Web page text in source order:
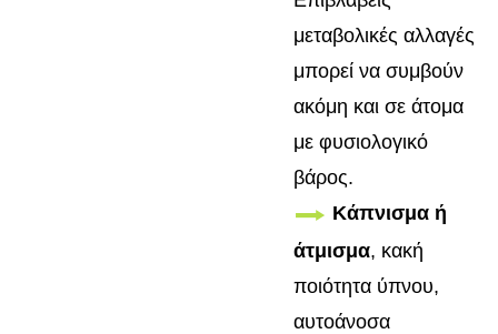
μεταβολικές αλλαγές
μπορεί να συμβούν
ακόμη και σε άτομα
με φυσιολογικό
βάρος.
Κάπνισμα ή
άτμισμα, κακή
ποιότητα ύπνου,
αυτοάνοσα